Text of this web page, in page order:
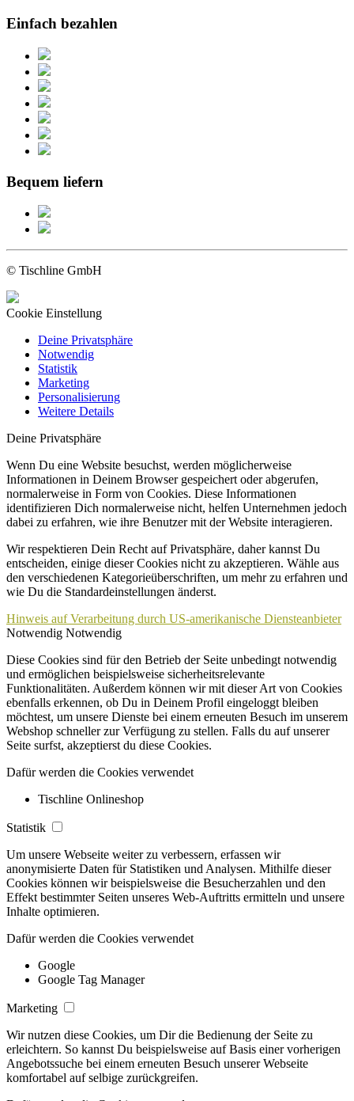
Einfach bezahlen
Bequem liefern
© Tischline GmbH
Cookie Einstellung
Deine Privatsphäre
Notwendig
Statistik
Marketing
Personalisierung
Weitere Details
Deine Privatsphäre
Wenn Du eine Website besuchst, werden möglicherweise
Informationen in Deinem Browser gespeichert oder abgerufen,
normalerweise in Form von Cookies. Diese Informationen
identifizieren Dich normalerweise nicht, helfen Unternehmen jedoch
dabei zu erfahren, wie ihre Benutzer mit der Website interagieren.
Wir respektieren Dein Recht auf Privatsphäre, daher kannst Du
entscheiden, einige dieser Cookies nicht zu akzeptieren. Wähle aus
den verschiedenen Kategorieüberschriften, um mehr zu erfahren und
wie Du die Standardeinstellungen änderst.
Hinweis auf Verarbeitung durch US-amerikanische Diensteanbieter
Notwendig Notwendig
Diese Cookies sind für den Betrieb der Seite unbedingt notwendig
und ermöglichen beispielsweise sicherheitsrelevante
Funktionalitäten. Außerdem können wir mit dieser Art von Cookies
ebenfalls erkennen, ob Du in Deinem Profil eingeloggt bleiben
möchtest, um unsere Dienste bei einem erneuten Besuch im unserem
Webshop schneller zur Verfügung zu stellen. Falls du auf unserer
Seite surfst, akzeptierst du diese Cookies.
Dafür werden die Cookies verwendet
Tischline Onlineshop
Statistik
Um unsere Webseite weiter zu verbessern, erfassen wir
anonymisierte Daten für Statistiken und Analysen. Mithilfe dieser
Cookies können wir beispielsweise die Besucherzahlen und den
Effekt bestimmter Seiten unseres Web-Auftritts ermitteln und unsere
Inhalte optimieren.
Dafür werden die Cookies verwendet
Google
Google Tag Manager
Marketing
Wir nutzen diese Cookies, um Dir die Bedienung der Seite zu
erleichtern. So kannst Du beispielsweise auf Basis einer vorherigen
Angebotssuche bei einem erneuten Besuch unserer Webseite
komfortabel auf selbige zurückgreifen.